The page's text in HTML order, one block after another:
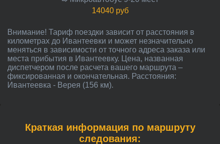
14040 руб
Внимание! Тариф поездки зависит от расстояния в
километрах до Ивантеевки и может незначительно
меняться в зависимости от точного адреса заказа или
места прибытия в Ивантеевку. Цена, названная
диспетчером после расчета вашего маршрута –
фиксированная и окончательная. Расстояния:
Ивантеевка - Верея (156 км).
Краткая информация по маршруту
следования: